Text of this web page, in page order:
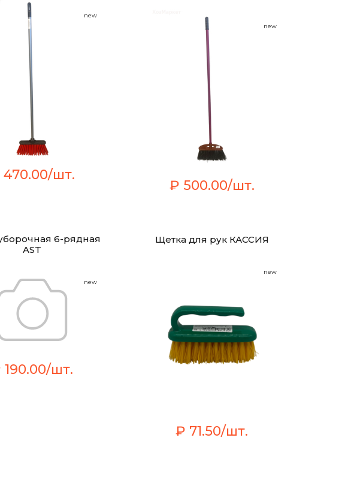
new
шт.
new
₽ 500.00/шт.
6-рядная
AST
new
190.00/шт.
Щетка для рук КАССИЯ
new
₽ 71.50/шт.